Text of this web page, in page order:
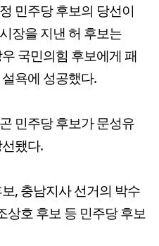
민주당 후보의 당선이
장을 지낸 허 후보는
국민의힘 후보에게 패
욕에 성공했다.
민주당 후보가 문성유
됐다.
, 충남지사 선거의 박수
상호 후보 등 민주당 후보